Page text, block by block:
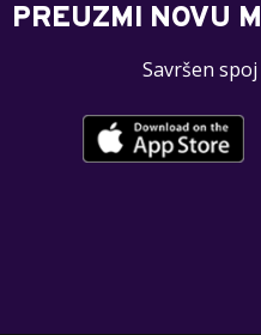
PREUZMI NOVU
Savršen